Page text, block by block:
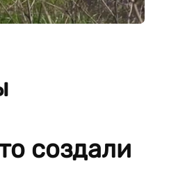
создали